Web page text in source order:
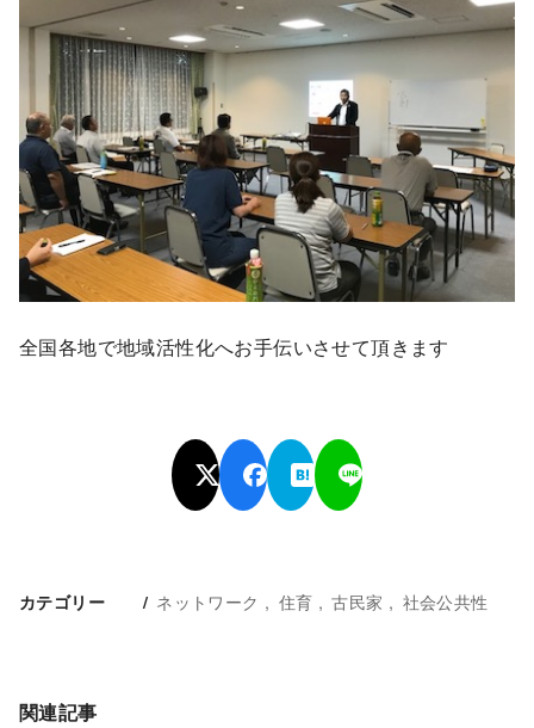
全国各地で地域活性化へお手伝いさせて頂きます
カテゴリー ネットワーク 住育 古民家 社会公共性
関連記事